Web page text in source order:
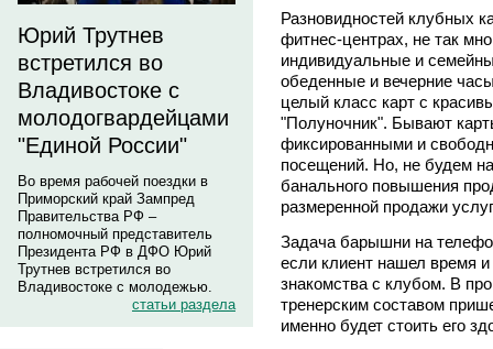
Юрий Трутнев
встретился во
Владивостоке с
молодогвардейцами
"Единой России"
Во время рабочей поездки в
Приморский край Зампред
Правительства РФ –
полномочный представитель
Президента РФ в ДФО Юрий
Трутнев встретился во
Владивостоке с молодежью.
статьи раздела
Разновидностей клубных
фитнес-центрах, не так
индивидуальные и
обеденные и вечерние
целый класс карт с
"Полуночник". Бывают
фиксированными и
посещений. Но, не будем
банального повышения
размеренной продажи
Задача барышни на
если клиент нашел время и
знакомства с клубом. В
тренерским составом
именно будет стоить его